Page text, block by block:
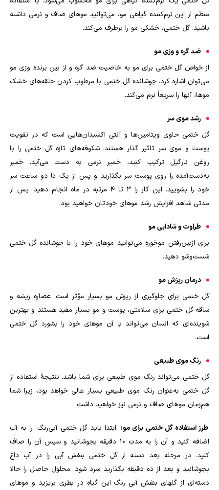
منظم از این نرم‌کننده گیاهی مو، می‌توانید موهای صاف و نرمی داشته
باشید. گل ختمی، خشکی مو را برطرف می‌کند.
ضد گره و وزی مو
از خواص گل ختمی برای مو به خاصیت ضد گره و از بین برنده وزی مو
می‌توان اشاره کرد. جوشانده گل ختمی با مرطوب کردن حلقه‌های خشک
موها، آنها را سریعاً نرم می‌کند.
رشد موی سر
گل ختمی حاوی ویتامین‌ها و آنتی اکسیدان‌هایی است که در تقویت
پوست و موی سر تاثیر گذار هستند. شکوفه‌های تازه گل ختمی را با
روغن نارگیل ترکیب کنید، خمیر نرمی به دست می‌آید. خمیر
به‌دست‌آمده را روی پوست سر بگذارید و پس از یک تا دو ساعت سر
خود را بشویید. این کار را ۳ تا ۴ مرتبه در ماه انجام دهید. پس از
مدتی شاهد افزایش رشد موهای خودتان خواهید بود.
طراوت و شادابی مو
برای ازبین‌رفتن موخوره می‌توانید موهای خود را با جوشانده گل ختمی
شست‌وشو دهید.
درمان ریزش مو
گل ختمی برای جلوگیری از ریزش مو بسیار مؤثر است. عصاره ریشه و
ساقه گل ختمی برای سلامتی، پوست و مو بسیار مفید هستند و بهترین
شوینده‌ای که انسان می‌تواند با آن موهای خود را بشورد گل ختمی
است.
رنگ موی طبیعی
گل ختمی می‌تواند رنگ موی طبیعی برای شما باشد. ننتیجهٔ استفاده از
گل ختمی به‌عنوان رنگ موی طبیعی بسیار عالی خواهد بود، زیرا شما
هم‌زمان موهای صاف و نرمی نیز خواهید داشت.
طرز استفاده گل ختمی برای مو: ابتدا باید گل ختمی آبی‌رنگ را به آب
اضافه کنید و آن را به مدت ۱۰ دقیقه بجوشانید و سپس آن را صاف
کنید. در مرحله بعد دسته از گل ختمی بنفش آبی را در آب داغ
بجوشانید و بعد از ده دقیقه بگذارید سرد شود. محلول حاصل را حالا
دسته‌ای از گلهای بنفش آبی رنگ این گیاه در بطری بریزید و موهای